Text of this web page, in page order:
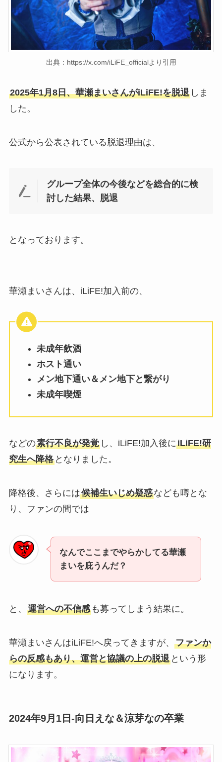
出典：https://x.com/iLiFE_officialより引用
2025年1月8日、華瀬まいさんがiLiFE!を脱退しま
した。
公式から公表されている脱退理由は、
グループ全体の今後などを総合的に検
討した結果、脱退
となっております。
華瀬まいさんは、iLiFE!加入前の、
未成年飲酒
ホスト通い
メン地下通い＆メン地下と繋がり
未成年喫煙
などの素行不良が発覚し、iLiFE!加入後にiLiFE!研
究生へ降格となりました。
降格後、さらには候補生いじめ疑惑なども噂とな
り、ファンの間では
なんでここまでやらかしてる華瀬
まいを庇うんだ？
と、 運営への不信感も募ってしまう結果に。
華瀬まいさんはiLiFE!へ戻ってきますが、 ファンか
らの反感もあり、運営と協議の上の脱退という形
になります。
2024年9月1日-向日えな＆涼芽なの卒業